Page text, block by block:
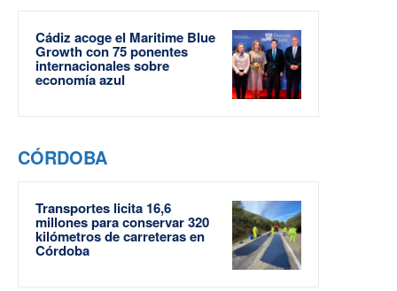
Cádiz acoge el Maritime Blue
Growth con 75 ponentes
internacionales sobre
economía azul
CÓRDOBA
Transportes licita 16,6
millones para conservar 320
kilómetros de carreteras en
Córdoba